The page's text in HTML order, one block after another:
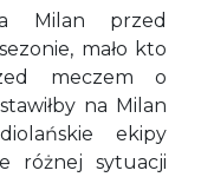
Milan przed
mało kto
meczem o
na Milan
ekipy
różnej sytuacji